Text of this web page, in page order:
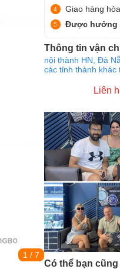
1 / 7
Giao hàng
Được hưởng
Thông tin vận
nội thành HN, Đà
các tỉnh thành khác
Liên
Có thể bạn